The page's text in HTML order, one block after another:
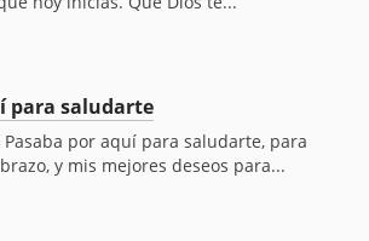
para saludarte
Pasaba por aquí para saludarte, para
y mis mejores deseos para...